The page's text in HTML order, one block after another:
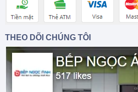
THEO DÕI CHÚNG TÔI